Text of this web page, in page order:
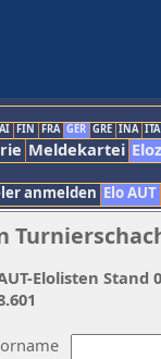
FIN FRA GER GRE INA ITA
Meldekartei
anmelden Elo AUT
Elolisten Stand